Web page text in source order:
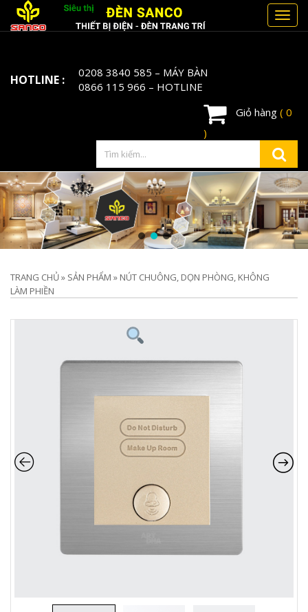
HOTLINE : 0208 3840 585 – MÁY BÀN
0866 115 966 – HOTLINE
Giỏ hàng ( 0
)
TRANG CHỦ» SẢN PHẨM » NÚT CHUÔNG, DỌN PHÒNG, KHÔNG
LÀM PHIỀN